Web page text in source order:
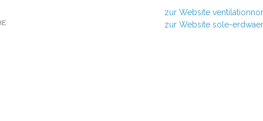
zur Website
zur Website sole-